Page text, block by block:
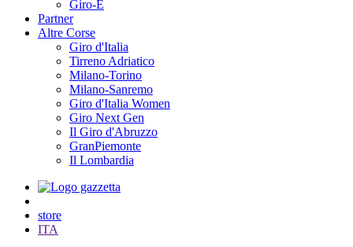
Giro-E
Partner
Altre Corse
Giro d'Italia
Tirreno Adriatico
Milano-Torino
Milano-Sanremo
Giro d'Italia Women
Giro Next Gen
Il Giro d'Abruzzo
GranPiemonte
Il Lombardia
store
ITA